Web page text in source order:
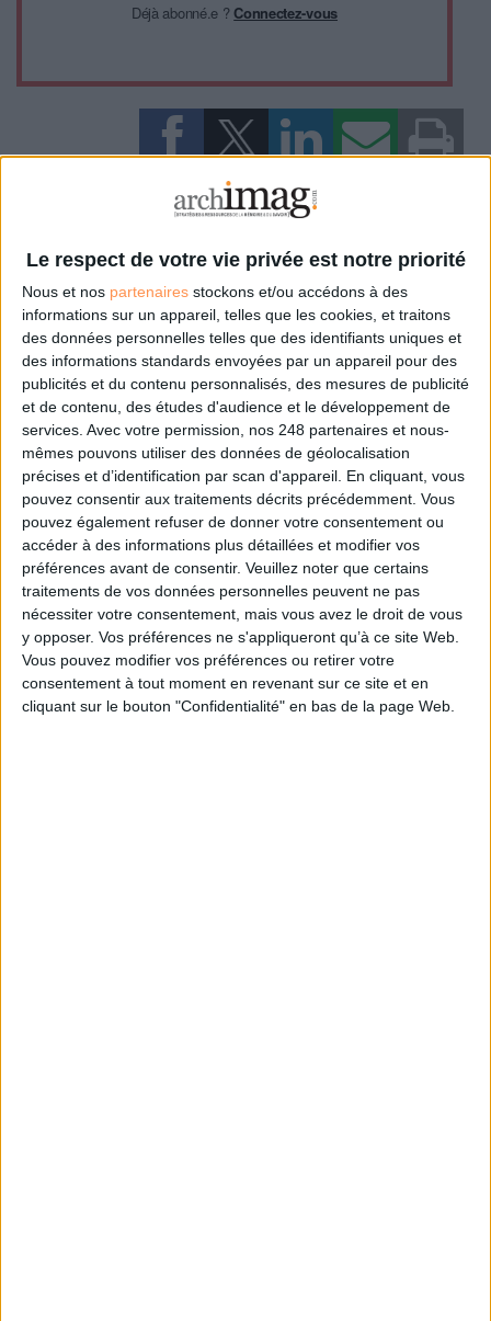
Le respect de votre vie privée est notre priorité
Nous et nos partenaires stockons et/ou accédons à des
informations sur un appareil, telles que les cookies, et traitons
des données personnelles telles que des identifiants uniques et
des informations standards envoyées par un appareil pour des
publicités et du contenu personnalisés, des mesures de publicité
et de contenu, des études d'audience et le développement de
services. Avec votre permission, nos 248 partenaires et nous-
mêmes pouvons utiliser des données de géolocalisation
précises et d’identification par scan d'appareil. En cliquant, vous
pouvez consentir aux traitements décrits précédemment. Vous
pouvez également refuser de donner votre consentement ou
accéder à des informations plus détaillées et modifier vos
préférences avant de consentir. Veuillez noter que certains
traitements de vos données personnelles peuvent ne pas
nécessiter votre consentement, mais vous avez le droit de vous
y opposer. Vos préférences ne s'appliqueront qu’à ce site Web.
Vous pouvez modifier vos préférences ou retirer votre
consentement à tout moment en revenant sur ce site et en
cliquant sur le bouton "Confidentialité" en bas de la page Web.
Déjà abonné.e ?Connectez-vous
0 Commentaire
Centre Pompidou
BPI
Architecture
Connectez-vousou inscrivez-vouspour publier un commentaire
À LIRE SUR ARCHIMAG
La bibliothèque de Lille confie son récolement et
son catalogage à AureXus
71e Congrès de l’ABF : l’hospitalité comme fil rouge